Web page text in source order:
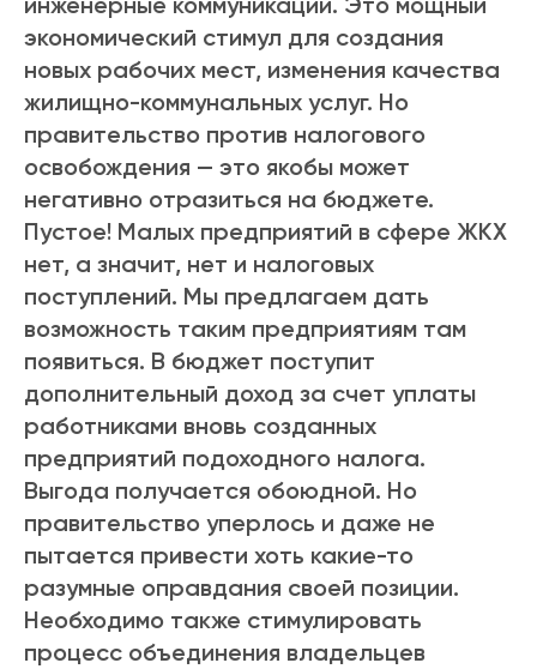
экономический стимул для создания
новых рабочих мест, изменения качества
жилищно-коммунальных услуг. Но
правительство против налогового
освобождения — это якобы может
негативно отразиться на бюджете.
Пустое! Малых предприятий в сфере ЖКХ
нет, а значит, нет и налоговых
поступлений. Мы предлагаем дать
возможность таким предприятиям там
появиться. В бюджет поступит
дополнительный доход за счет уплаты
работниками вновь созданных
предприятий подоходного налога.
Выгода получается обоюдной. Но
правительство уперлось и даже не
пытается привести хоть какие-то
разумные оправдания своей позиции.
Необходимо также стимулировать
процесс объединения владельцев